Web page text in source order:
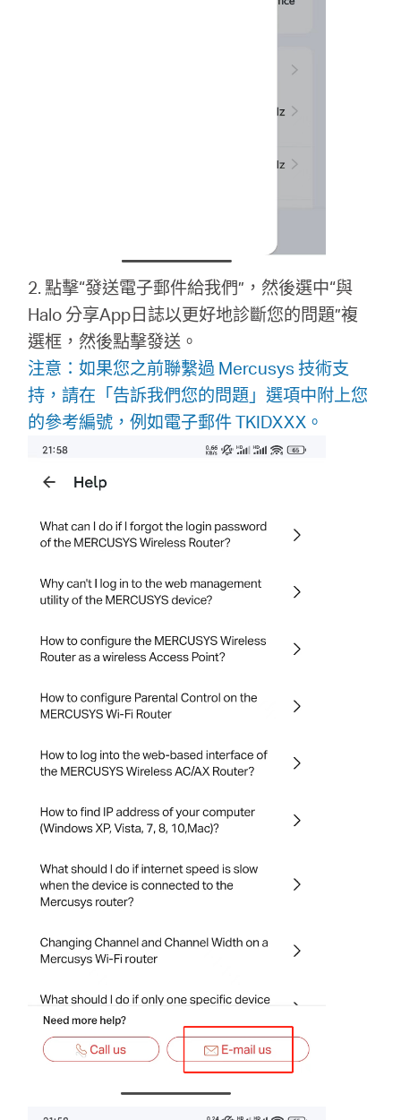
2. 點擊“發送電子郵件給我們”，然後選中“與
Halo 分享App日誌以更好地診斷您的問題”複
選框，然後點擊發送。
注意：如果您之前聯繫過 Mercusys 技術支
持，請在「告訴我們您的問題」選項中附上您
的參考編號，例如電子郵件 TKIDXXX。